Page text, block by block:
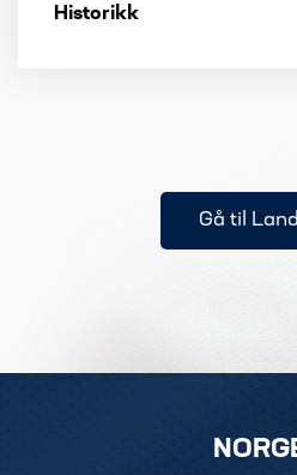
Historikk
Gå til